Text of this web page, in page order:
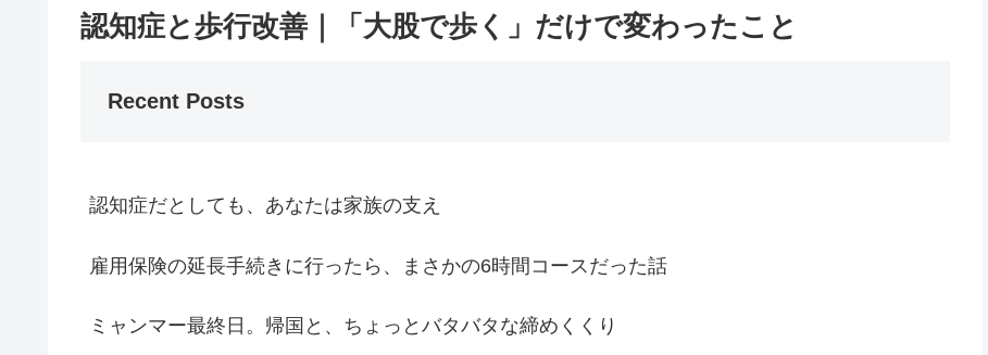
認知症と歩行改善｜「大股で歩く」だけで変わったこと
Recent Posts
認知症だとしても、あなたは家族の支え
雇用保険の延長手続きに行ったら、まさかの6時間コースだった話
ミャンマー最終日。帰国と、ちょっとバタバタな締めくくり